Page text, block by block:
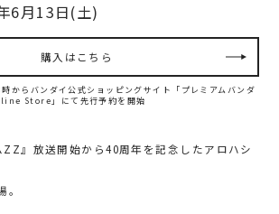
6月13日(土)
購入はこちら
らバンダイ公式ショッピングサイト「プレミアムバンダ
Store」にて先行予約を開始
ZZ』放送開始から40周年を記念したアロハシ